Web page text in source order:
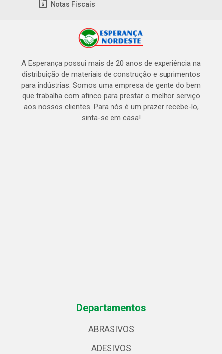
Notas Fiscais
A Esperança possui mais de 20 anos de experiência na
distribuição de materiais de construção e suprimentos
para indústrias. Somos uma empresa de gente do bem
que trabalha com afinco para prestar o melhor serviço
aos nossos clientes. Para nós é um prazer recebe-lo,
sinta-se em casa!
Departamentos
ABRASIVOS
ADESIVOS